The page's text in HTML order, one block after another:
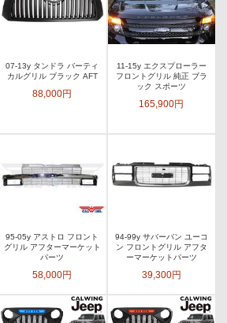
07-13y タンドラ バーティ
カルグリル ブラック AFT
88,000円
11-15y エクスプローラー
フロントグリル 純正 ブラ
ック スポーツ
165,900円
95-05y アストロ フロント
グリル アフターマーケット
パーツ
58,000円
94-99y サバーバン ユーコ
ン フロントグリル アフタ
ーマーケットパーツ
39,300円